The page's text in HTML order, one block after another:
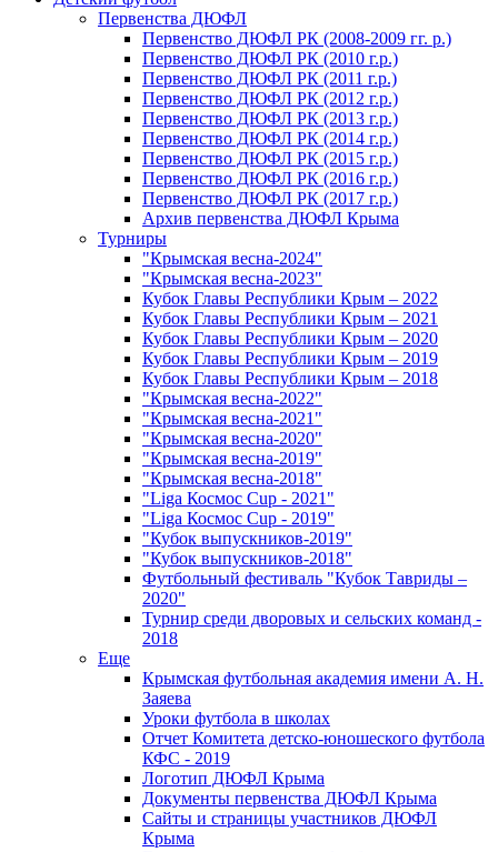
Первенства ДЮФЛ
Первенство ДЮФЛ РК (2008-2009 гг. р.)
Первенство ДЮФЛ РК (2010 г.р.)
Первенство ДЮФЛ РК (2011 г.р.)
Первенство ДЮФЛ РК (2012 г.р.)
Первенство ДЮФЛ РК (2013 г.р.)
Первенство ДЮФЛ РК (2014 г.р.)
Первенство ДЮФЛ РК (2015 г.р.)
Первенство ДЮФЛ РК (2016 г.р.)
Первенство ДЮФЛ РК (2017 г.р.)
Архив первенства ДЮФЛ Крыма
Турниры
"Крымская весна-2024"
"Крымская весна-2023"
Кубок Главы Республики Крым – 2022
Кубок Главы Республики Крым – 2021
Кубок Главы Республики Крым – 2020
Кубок Главы Республики Крым – 2019
Кубок Главы Республики Крым – 2018
"Крымская весна-2022"
"Крымская весна-2021"
"Крымская весна-2020"
"Крымская весна-2019"
"Крымская весна-2018"
"Liga Космос Cup - 2021"
"Liga Космос Cup - 2019"
"Кубок выпускников-2019"
"Кубок выпускников-2018"
Футбольный фестиваль "Кубок Тавриды –
2020"
Турнир среди дворовых и сельских команд -
2018
Еще
Крымская футбольная академия имени А. Н.
Заяева
Уроки футбола в школах
Отчет Комитета детско-юношеского футбола
КФС - 2019
Логотип ДЮФЛ Крыма
Документы первенства ДЮФЛ Крыма
Сайты и страницы участников ДЮФЛ
Крыма